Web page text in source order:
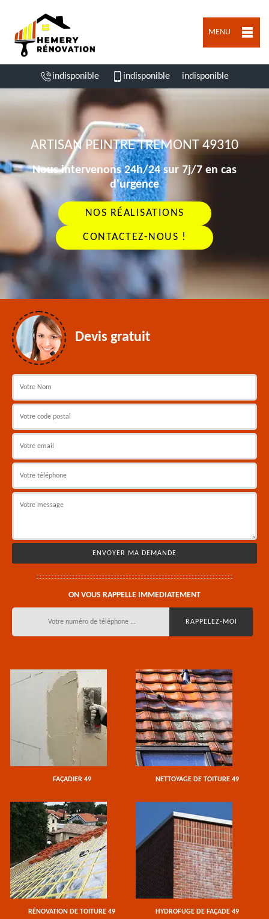
MENU
indisponible indisponible indisponible
ARTISAN PEINTRE TREMONT 49310
Nous intervenons 24h/24 sur 7j/7 en cas
d'urgence
NOS RÉALISATIONS
CONTACTEZ-NOUS !
Devis gratuit
ON VOUS RAPPELLE IMMEDIATEMENT
FAÇADIER 49 NETTOYAGE DE TOITURE 49
RÉNOVATION DE TOITURE 49 HYDROFUGE DE FAÇADE 49